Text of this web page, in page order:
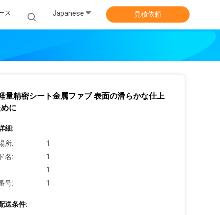
ス Japanese 見積依頼
量精密シート金属ファブ 表面の滑らかな仕上
に
細:
所:
1
名:
1
1
号:
1
送条件: